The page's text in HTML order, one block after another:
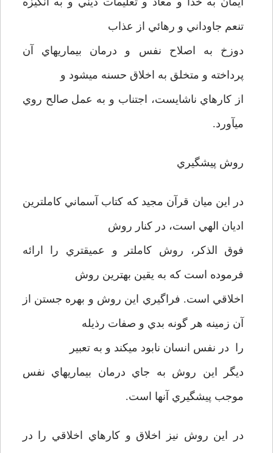
تنعم جاوداني و رهائي از عذاب
دوزخ به اصلاح نفس و درمان بيماريهاي آن
پرداخته و متخلق به اخلاق حسنه مي­شود و
از كارهاي ناشايست، اجتناب و به عمل صالح روي
مي­آورد.
روش پيشگيري
در اين ميان قرآن مجيد كه كتاب آسماني كاملترين
اديان الهي است،‌ در كنار روش
فوق الذكر، روش كامل­تر و عميق­تري را ارائه
فرموده است كه به يقين بهترين روش
اخلاقي است. فراگيري اين روش و بهره جستن از
آن زمينه هر گونه بدي و صفات رذيله
را در نفس انسان نابود مي­كند و به تعبير
ديگر اين روش به جاي درمان بيماريهاي نفس
موجب پيشگيري آنها است.
در اين روش نيز اخلاق و كارهاي اخلاقي را در